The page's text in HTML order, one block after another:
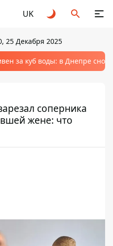
UK
25 Декабря 2025
за куб воды: в Днепре
соперника
жене: что